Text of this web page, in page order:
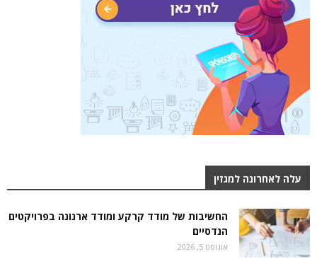
עלה לאחרונה למגזין
החשיבות של מודד קרקע ומודד ארנונה בפרויקטים
הנדסיים
אוגוסט 5, 2026